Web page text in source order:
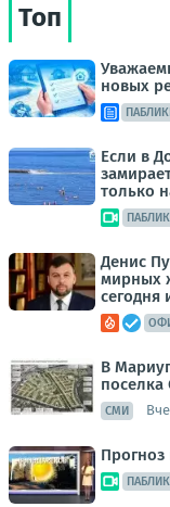
Топ
новых
Если в
только
Денис
мирных
сегодня
В
поселка
СМИ